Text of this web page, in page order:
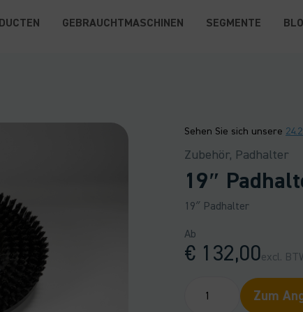
GEBRAUCHTMASCHINEN SEGMENTE
Sehen Sie sich unsere
Zubehör, Padhalter
19″
19″ Padhalter
Ab
€ 132,00excl.
Padhalter
Zum